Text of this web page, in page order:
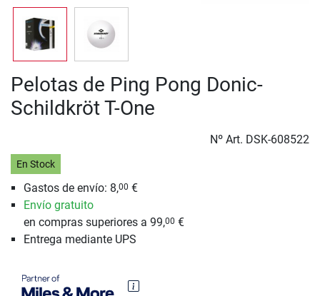
Pelotas de Ping Pong Donic-
Schildkröt T-One
Nº Art. DSK-608522
En Stock
Gastos de envío: 8,00 €
Envío gratuito
en compras superiores a 99,00 €
Entrega mediante UPS